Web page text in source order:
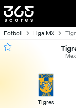
Fotboll Liga MX
Tigres